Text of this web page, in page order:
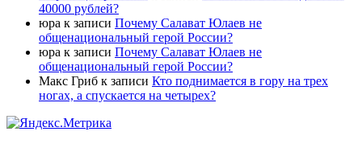
40000 рублей?
юра к записи Почему Салават Юлаев не
общенациональный герой России?
юра к записи Почему Салават Юлаев не
общенациональный герой России?
Макс Гриб к записи Кто поднимается в гору на трех
ногах, а спускается на четырех?